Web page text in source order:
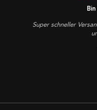
Super schneller